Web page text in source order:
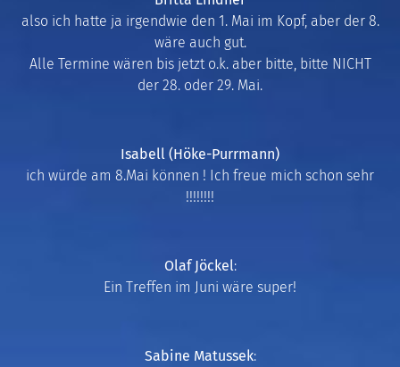
also ich hatte ja irgendwie den 1. Mai im Kopf, aber der 8.
wäre auch gut.
Alle Termine wären bis jetzt o.k. aber bitte, bitte NICHT
der 28. oder 29. Mai.
Isabell (Höke-Purrmann)
ich würde am 8.Mai können ! Ich freue mich schon sehr
!!!!!!!!
Olaf Jöckel:
Ein Treffen im Juni wäre super!
Sabine Matussek: